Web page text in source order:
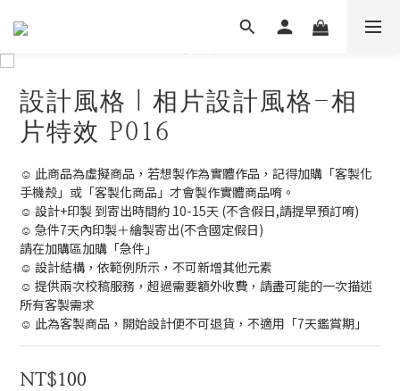
設計風格｜相片設計風格-相
片特效 P016
☺️ 此商品為虛擬商品，若想製作為實體作品，記得加購「客製化
手機殼」或「客製化商品」才會製作實體商品唷。
☺️ 設計+印製 到寄出時間約 10-15天 (不含假日,請提早預訂唷)
☺️ 急件7天內印製＋繪製寄出(不含國定假日)
請在加購區加購「急件」
☺️ 設計結構，依範例所示，不可新增其他元素
☺️ 提供兩次校稿服務，超過需要額外收費，請盡可能的一次描述
所有客製需求
☺️ 此為客製商品，開始設計便不可退貨，不適用「7天鑑賞期」
NT$100